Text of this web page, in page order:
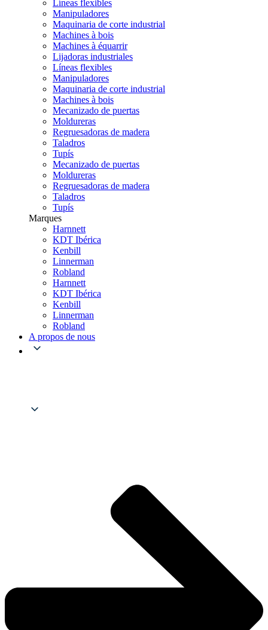
Líneas flexibles
Manipuladores
Maquinaria de corte industrial
Machines à bois
Machines à équarrir
Lijadoras industriales
Líneas flexibles
Manipuladores
Maquinaria de corte industrial
Machines à bois
Mecanizado de puertas
Moldureras
Regruesadoras de madera
Taladros
Tupís
Mecanizado de puertas
Moldureras
Regruesadoras de madera
Taladros
Tupís
Marques
Harnnett
KDT Ibérica
Kenbill
Linnerman
Robland
Harnnett
KDT Ibérica
Kenbill
Linnerman
Robland
A propos de nous